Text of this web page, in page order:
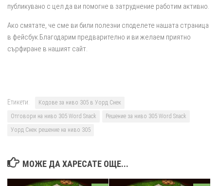
публикувано с цел да ви помогне в затруднение работим активно.
Ако смятате, че сме ви били полезни споделете нашата страница
в фейсбук.Благодарим предварително и ви желаем приятно
сърфиране в нашият сайт.
Етикети:
Кодове за ниво 305 в Уорд Снек
Отговори на ниво 305 Word Snack
Решение за ниво 305 Word Snack
Уорд Снек решение на ниво 305
МОЖЕ ДА ХАРЕСАТЕ ОЩЕ...